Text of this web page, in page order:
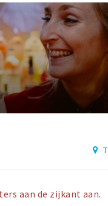
aan de zijkant aan.